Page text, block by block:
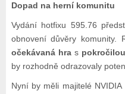
Dopad na herní komunitu
Vydání hotfixu 595.76
obnovení důvěry komunity.
očekávaná hras
by rozhodně odrazovaly
Nyní by měli majitelé